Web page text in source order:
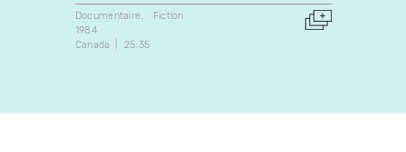
Documentaire
Fiction
1984
Canada
25:35